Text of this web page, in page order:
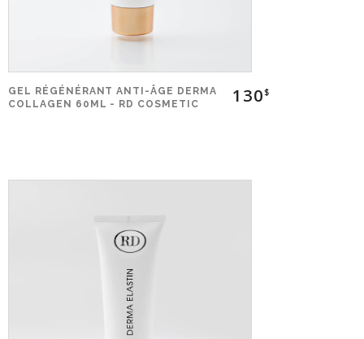
GEL RÉGÉNÉRANT ANTI-ÂGE DERMA
COLLAGEN 60ML - RD COSMETIC
130$